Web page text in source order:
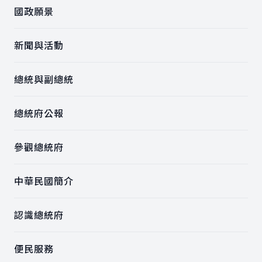
國政願景
新聞與活動
總統與副總統
總統府公報
參觀總統府
中華民國簡介
認識總統府
便民服務